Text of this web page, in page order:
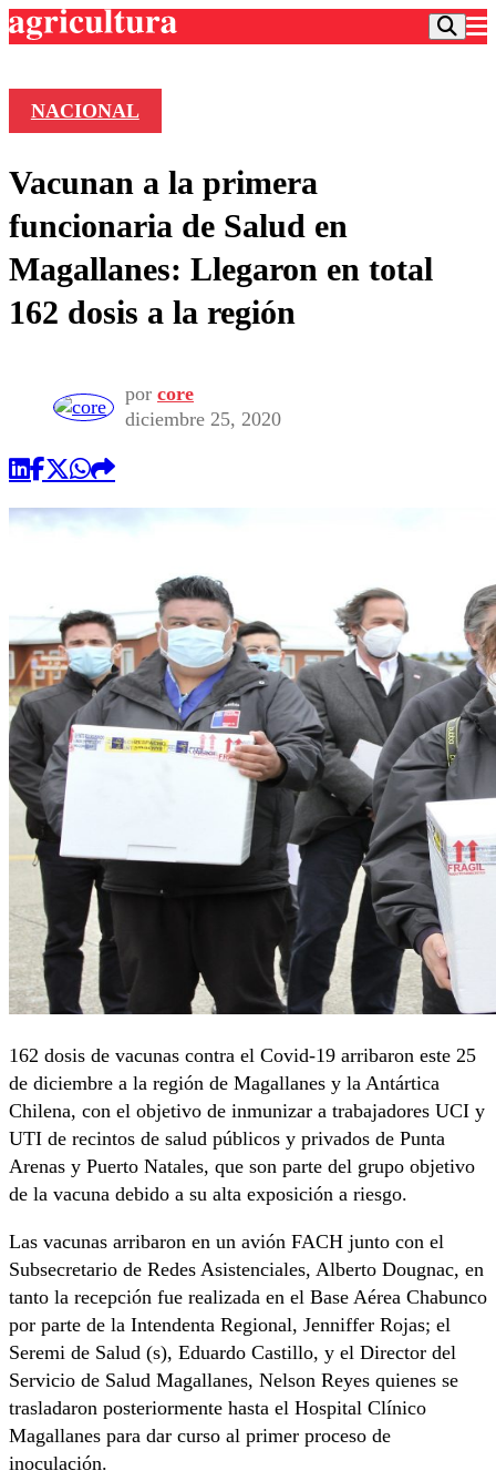
Frecuencias
Agricultura TV
Deportes
Colo Colo
Motor
Torneo Internacional
Torneo Nacional
Entretención
Noticias
Internacional
Nacional
Vida Social
Programas
NACIONAL
Vacunan a la primera
funcionaria de Salud en
Magallanes: Llegaron en total
162 dosis a la región
por core
diciembre 25, 2020
162 dosis de vacunas contra el Covid-19 arribaron este 25
de diciembre a la región de Magallanes y la Antártica
Chilena, con el objetivo de inmunizar a trabajadores UCI y
UTI de recintos de salud públicos y privados de Punta
Arenas y Puerto Natales, que son parte del grupo objetivo
de la vacuna debido a su alta exposición a riesgo.
Las vacunas arribaron en un avión FACH junto con el
Subsecretario de Redes Asistenciales, Alberto Dougnac, en
tanto la recepción fue realizada en el Base Aérea Chabunco
por parte de la Intendenta Regional, Jenniffer Rojas; el
Seremi de Salud (s), Eduardo Castillo, y el Director del
Servicio de Salud Magallanes, Nelson Reyes quienes se
trasladaron posteriormente hasta el Hospital Clínico
Magallanes para dar curso al primer proceso de
inoculación.